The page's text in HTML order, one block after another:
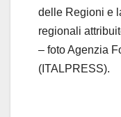
delle Regioni e
regionali
– foto Agenzia
(ITALPRESS).